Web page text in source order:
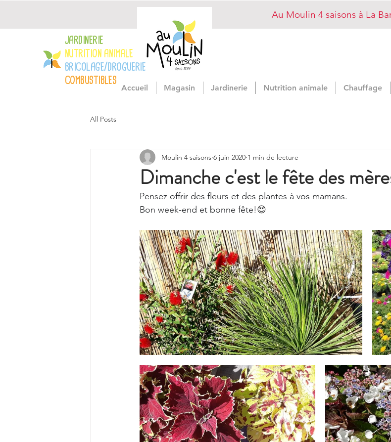
JARDINERIE
NUTRITION ANIMALE
BRICOLAGE/DROGUERIE
COMBUSTIBLES
Accueil Magasin Jardinerie Nutrition animale Chauffage
Au Moulin 4 saisons à La
All Posts
Dimanche c'est le fête des
Moulin 4 saisons 6 juin 2020 1 min de lecture
Pensez offrir des fleurs et des plantes à vos mamans.
Bon week-end et bonne fête!😍